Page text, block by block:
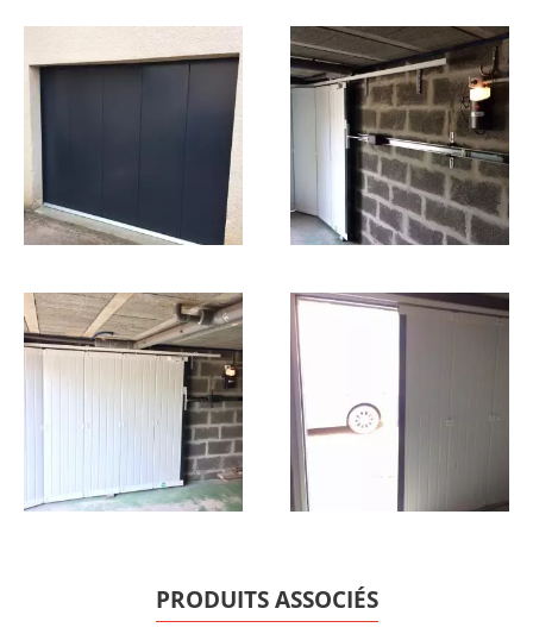
PRODUITS ASSOCIÉS